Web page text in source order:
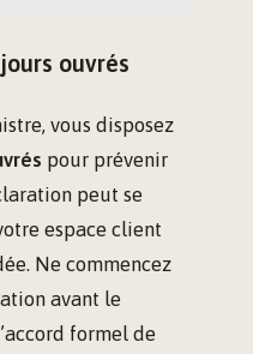
ouvrés
vous disposez
pour prévenir
peut se
espace client
Ne commencez
avant le
formel de